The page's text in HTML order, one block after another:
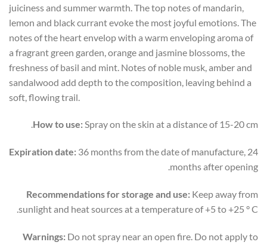
juiciness and summer warmth. The top notes of mandarin,
lemon and black currant evoke the most joyful emotions. The
notes of the heart envelop with a warm enveloping aroma of
a fragrant green garden, orange and jasmine blossoms, the
freshness of basil and mint. Notes of noble musk, amber and
sandalwood add depth to the composition, leaving behind a
soft, flowing trail.
How to use:Spray on the skin at a distance of 15-20 cm.
Expiration date: 36 months from the date of manufacture, 24
months after opening.
Recommendations for storage and use: Keep away from
sunlight and heat sources at a temperature of +5 to +25 ° C.
Warnings: Do not spray near an open fire. Do not apply to